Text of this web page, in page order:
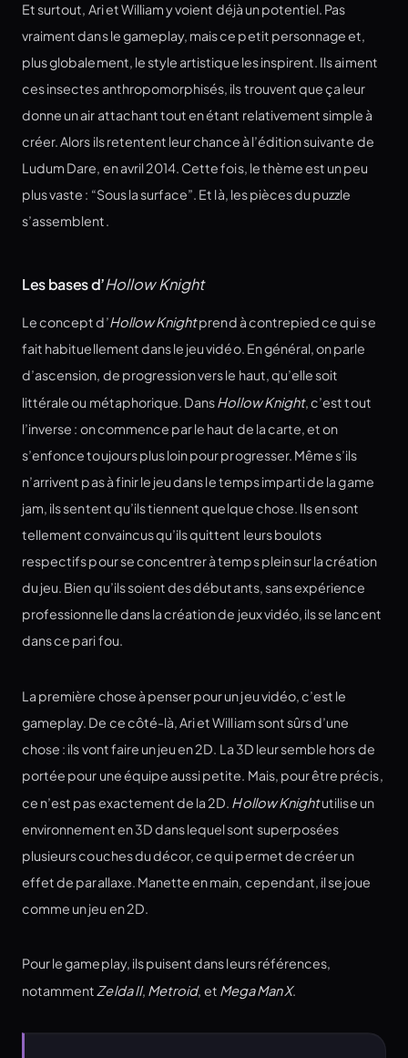
Et surtout, Ari et William y voient déjà un potentiel. Pas
vraiment dans le gameplay, mais ce petit personnage et,
plus globalement, le style artistique les inspirent. Ils aiment
ces insectes anthropomorphisés, ils trouvent que ça leur
donne un air attachant tout en étant relativement simple à
créer. Alors ils retentent leur chance à l’édition suivante de
Ludum Dare, en avril 2014. Cette fois, le thème est un peu
plus vaste : “Sous la surface”. Et là, les pièces du puzzle
s’assemblent.
Les bases d’Hollow Knight
Le concept d’Hollow Knightprend à contrepied ce qui se
fait habituellement dans le jeu vidéo. En général, on parle
d’ascension, de progression vers le haut, qu’elle soit
littérale ou métaphorique. DansHollow Knight, c’est tout
l’inverse : on commence par le haut de la carte, et on
s’enfonce toujours plus loin pour progresser. Même s’ils
n’arrivent pas à finir le jeu dans le temps imparti de la game
jam, ils sentent qu’ils tiennent quelque chose. Ils en sont
tellement convaincus qu’ils quittent leurs boulots
respectifs pour se concentrer à temps plein sur la création
du jeu. Bien qu’ils soient des débutants, sans expérience
professionnelle dans la création de jeux vidéo, ils se lancent
dans ce pari fou.
La première chose à penser pour un jeu vidéo, c’est le
gameplay. De ce côté-là, Ari et William sont sûrs d’une
chose : ils vont faire un jeu en 2D. La 3D leur semble hors de
portée pour une équipe aussi petite. Mais, pour être précis,
ce n’est pas exactement de la 2D. Hollow Knightutilise un
environnement en 3D dans lequel sont superposées
plusieurs couches du décor, ce qui permet de créer un
effet de parallaxe. Manette en main, cependant, il se joue
comme un jeu en 2D.
Pour le gameplay, ils puisent dans leurs références,
notamment Zelda II, Metroid, et Mega Man X.